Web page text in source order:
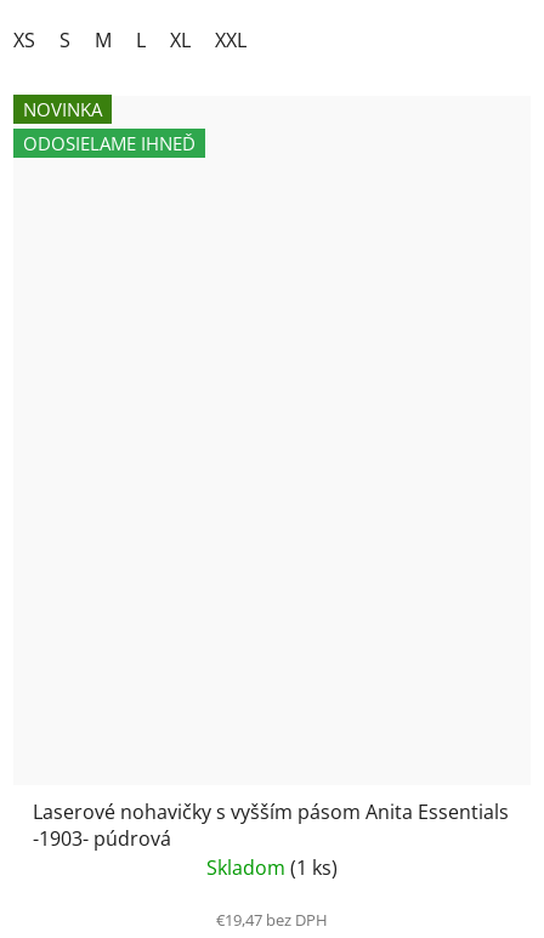
XS S M L XL XXL
NOVINKA
ODOSIELAME IHNEĎ
Laserové nohavičky s vyšším pásom Anita Essentials
-1903- púdrová
Skladom (1 ks)
€19,47 bez DPH